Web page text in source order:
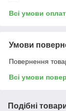
Всі умови
Умови
Повернення
Всі умови
Подібні